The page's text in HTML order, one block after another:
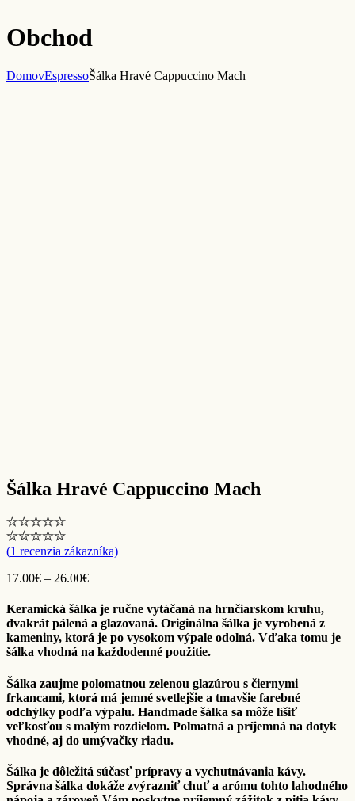
Obchod
DomovEspressoŠálka Hravé Cappuccino Mach
Šálka Hravé Cappuccino Mach
(1 recenzia zákazníka)
17.00€ – 26.00€Price
17.00€
through
26.00€
Keramická šálka je ručne vytáčaná na hrnčiarskom kruhu,
dvakrát pálená a glazovaná. Originálna šálka je vyrobená z
kameniny, ktorá je po vysokom výpale odolná. Vďaka tomu je
šálka vhodná na každodenné použitie.
Šálka zaujme polomatnou zelenou glazúrou s čiernymi
frkancami, ktorá má jemné svetlejšie a tmavšie farebné
odchýlky podľa výpalu. Handmade šálka sa môže líšiť
veľkosťou s malým rozdielom. Polmatná a príjemná na dotyk
vhodné, aj do umývačky riadu.
Šálka je dôležitá súčasť prípravy a vychutnávania kávy.
Správna šálka dokáže zvýrazniť chuť a arómu tohto lahodného